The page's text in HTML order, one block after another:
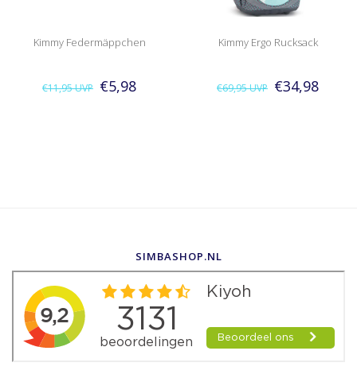
Kimmy Federmäppchen
€11,95UVP €5,98
Kimmy Ergo Rucksack
€69,95UVP €34,98
SIMBASHOP.NL